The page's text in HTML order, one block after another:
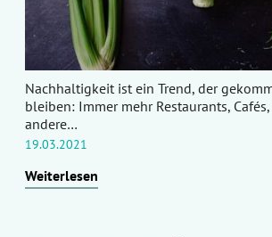
Nachhaltigkeit ist ein Trend, der
bleiben: Immer mehr Restaurants,
andere…
19.03.2021
Weiterlesen